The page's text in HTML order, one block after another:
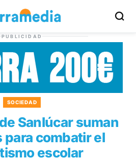
PUBLICIDAD
SOCIEDAD
Sanlúcar suman
combatir el
escolar